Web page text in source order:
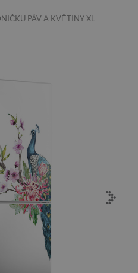
PÁV A KVĚTINY XL